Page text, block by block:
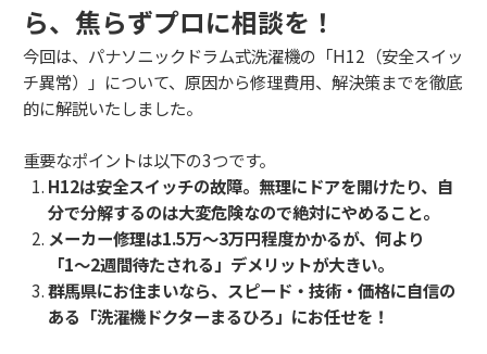
ら、焦らずプロに相談を！
今回は、パナソニックドラム式洗濯機の「H12（安全スイッ
チ異常）」について、原因から修理費用、解決策までを徹底
的に解説いたしました。
重要なポイントは以下の3つです。
H12は安全スイッチの故障。無理にドアを開けたり、自
分で分解するのは大変危険なので絶対にやめること。
メーカー修理は1.5万〜3万円程度かかるが、何より
「1〜2週間待たされる」デメリットが大きい。
群馬県にお住まいなら、スピード・技術・価格に自信の
ある「洗濯機ドクターまるひろ」にお任せを！